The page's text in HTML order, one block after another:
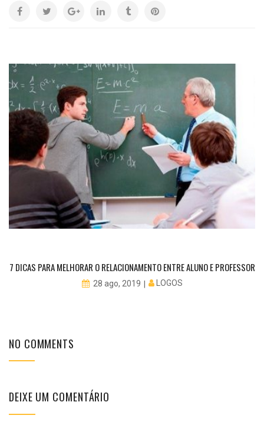
7 DICAS PARA MELHORAR O RELACIONAMENTO ENTRE ALUNO E PROFESSOR
28 ago, 2019 LOGOS
NO COMMENTS
DEIXE UM COMENTÁRIO